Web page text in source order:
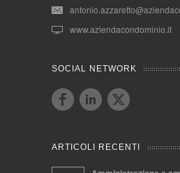
www.aziendacondominio.it
SOCIAL NETWORK
ARTICOLI RECENTI